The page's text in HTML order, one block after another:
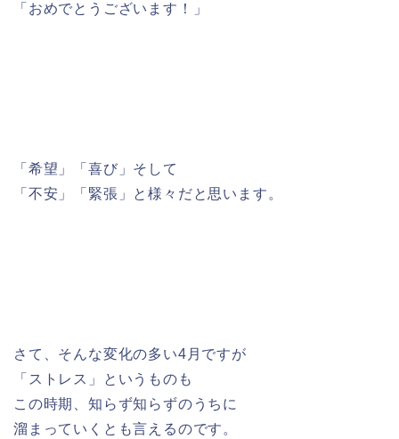
「おめでとうございます！」
「希望」「喜び」そして
「不安」「緊張」と様々だと思います。
さて、そんな変化の多い4月ですが
「ストレス」というものも
この時期、知らず知らずのうちに
溜まっていくとも言えるのです。